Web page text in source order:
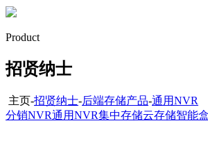
Product
招贤纳士
主页-招贤纳士-后端存储产品-通用NVR
分销NVR通用NVR集中存储云存储智能